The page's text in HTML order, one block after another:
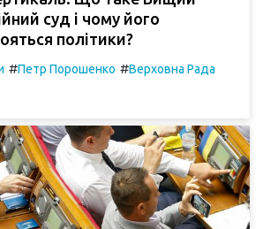
суд і чому його
політики?
#Петр Порошенко #Верховна Рада